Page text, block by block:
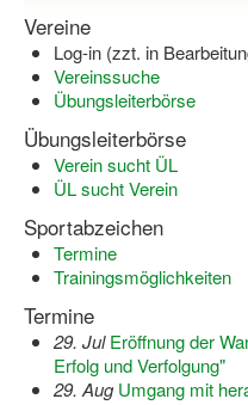
Vereine
Log-in (zzt. in
Vereinssuche
Übungsleiterbörse
Übungsleiterbörse
Verein sucht ÜL
ÜL sucht Verein
Sportabzeichen
Termine
Trainingsmöglichkeiten
Termine
29. Jul Eröffnung der
Erfolg und Verfolgung"
29. Aug Umgang mit